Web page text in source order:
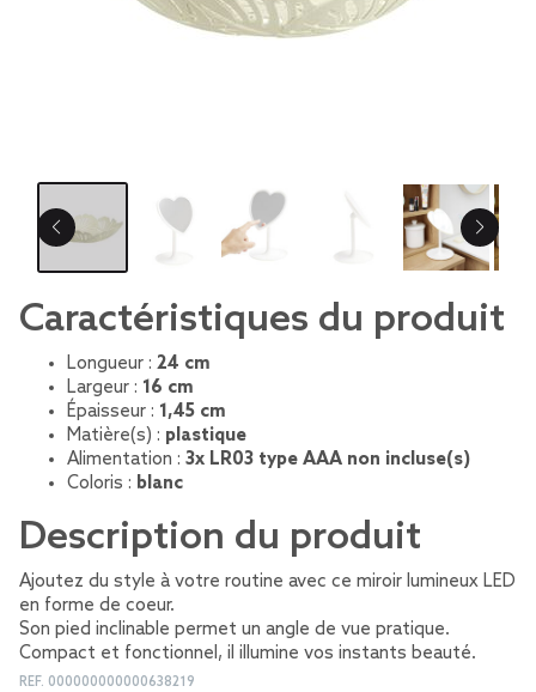
Caractéristiques du produit
Longueur : 24 cm
Largeur : 16 cm
Épaisseur : 1,45 cm
Matière(s) : plastique
Alimentation : 3x LR03 type AAA non incluse(s)
Coloris : blanc
Description du produit
Ajoutez du style à votre routine avec ce miroir lumineux LED
en forme de coeur.
Son pied inclinable permet un angle de vue pratique.
Compact et fonctionnel, il illumine vos instants beauté.
REF. 000000000000638219